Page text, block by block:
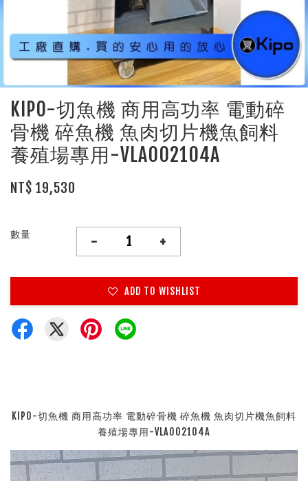
KIPO-切魚機 商用高功率 電動碎
骨機 碎魚機 魚肉切片機魚飼料
養殖場專用-VLA002104A
NT$ 19,530
數量 - +
ADD TO WISHLIST
KIPO-切魚機 商用高功率 電動碎骨機 碎魚機 魚肉切片機魚飼料
養殖場專用-VLA002104A